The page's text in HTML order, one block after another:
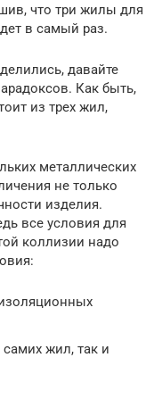
что три жилы для
в самый раз.
давайте
Как быть,
из трех жил,
металлических
не только
изделия.
все условия для
коллизии надо
жил, так и